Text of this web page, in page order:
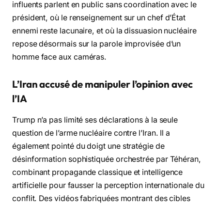
influents parlent en public sans coordination avec le
président, où le renseignement sur un chef d’État
ennemi reste lacunaire, et où la dissuasion nucléaire
repose désormais sur la parole improvisée d’un
homme face aux caméras.
L’Iran accusé de manipuler l’opinion avec
l’IA
Trump n’a pas limité ses déclarations à la seule
question de l’arme nucléaire contre l’Iran. Il a
également pointé du doigt une stratégie de
désinformation sophistiquée orchestrée par Téhéran,
combinant propagande classique et intelligence
artificielle pour fausser la perception internationale du
conflit. Des vidéos fabriquées montrant des cibles